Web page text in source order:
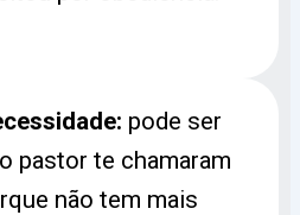
pode ser
pastor te chamaram
não tem mais